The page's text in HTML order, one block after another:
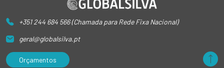
+351 244 684 566 (Chamada para Rede Fixa Nacional)
geral@globalsilva.pt
Orçamentos